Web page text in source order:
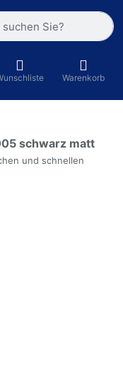
Suchbegriff ein.
Warenkorb
schwarz matt
und schnellen